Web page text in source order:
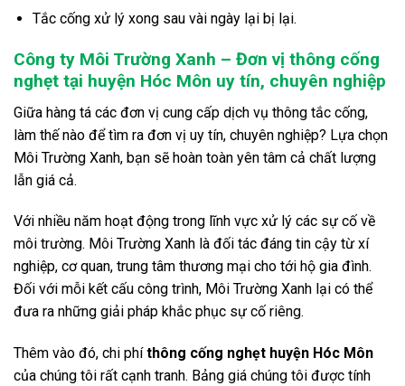
Tắc cống xử lý xong sau vài ngày lại bị lại.
Công ty Môi Trường Xanh – Đơn vị thông cống
nghẹt tại huyện Hóc Môn uy tín, chuyên nghiệp
Giữa hàng tá các đơn vị cung cấp dịch vụ thông tắc cống,
làm thế nào để tìm ra đơn vị uy tín, chuyên nghiệp? Lựa chọn
Môi Trường Xanh, bạn sẽ hoàn toàn yên tâm cả chất lượng
lẫn giá cả.
Với nhiều năm hoạt động trong lĩnh vực xử lý các sự cố về
môi trường. Môi Trường Xanh là đối tác đáng tin cậy từ xí
nghiệp, cơ quan, trung tâm thương mại cho tới hộ gia đình.
Đối với mỗi kết cấu công trình, Môi Trường Xanh lại có thể
đưa ra những giải pháp khắc phục sự cố riêng.
Thêm vào đó, chi phíthông cống nghẹt huyện Hóc Môn
của chúng tôi rất cạnh tranh. Bảng giá chúng tôi được tính